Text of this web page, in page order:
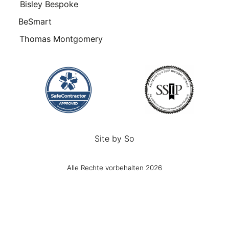
Bisley Bespoke
BeSmart
Thomas Montgomery
Site by So
Alle Rechte vorbehalten 2026